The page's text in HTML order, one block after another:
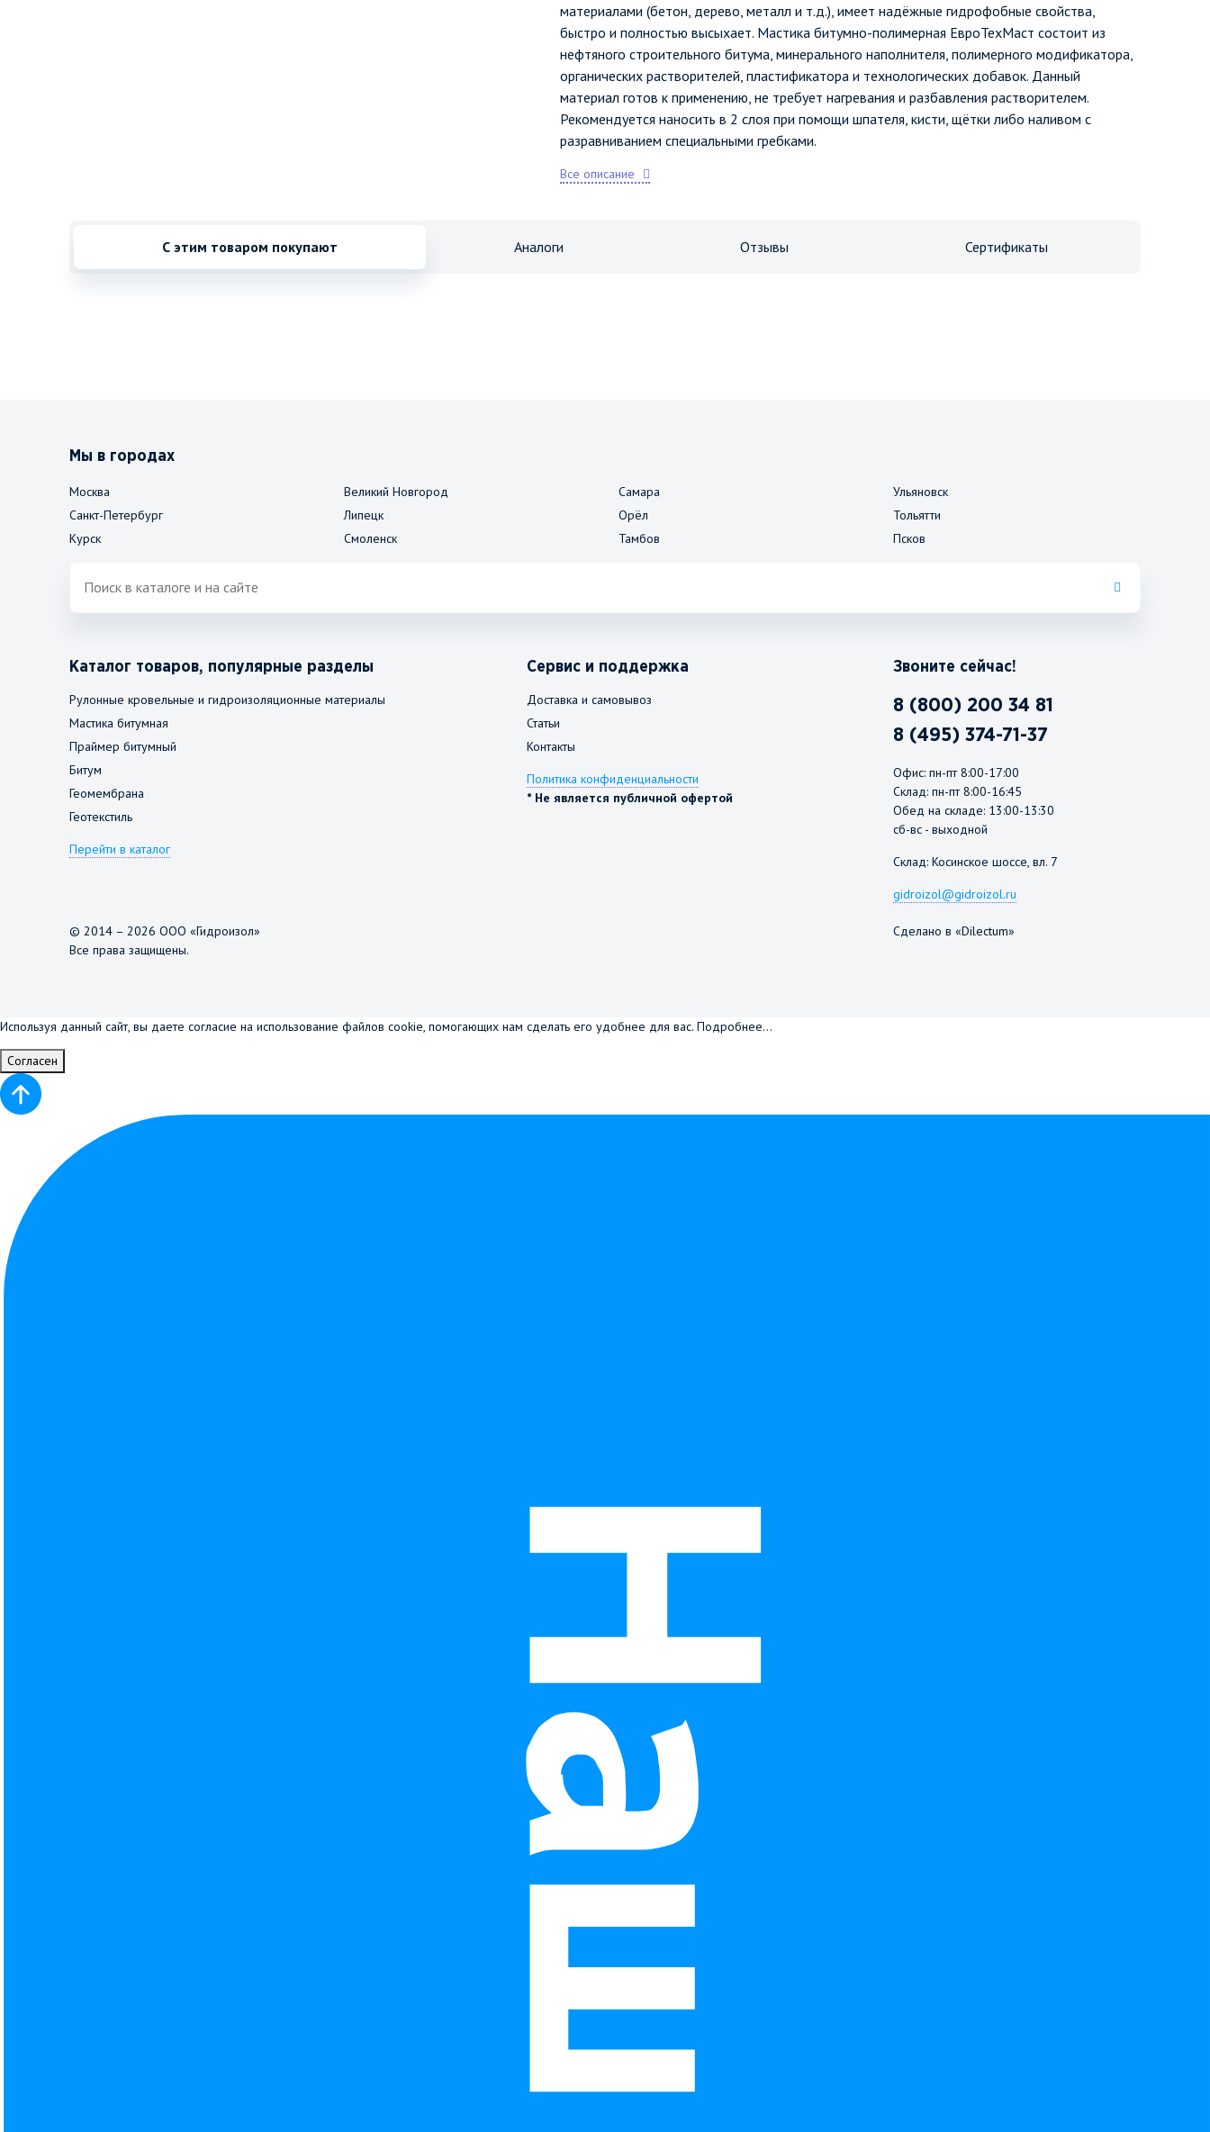
материалами (бетон, дерево, металл и т.д.), имеет надёжные гидрофобные свойства,
быстро и полностью высыхает. Мастика битумно-полимерная ЕвроТехМаст состоит из
нефтяного строительного битума, минерального наполнителя, полимерного модификатора,
органических растворителей, пластификатора и технологических добавок. Данный
материал готов к применению, не требует нагревания и разбавления растворителем.
Рекомендуется наносить в 2 слоя при помощи шпателя, кисти, щётки либо наливом с
разравниванием специальными гребками.
Все описание
С этим товаром покупают Аналоги Отзывы Сертификаты
Мы в городах
Москва
Санкт-Петербург
Курск
Великий Новгород
Липецк
Смоленск
Самара
Орёл
Тамбов
Ульяновск
Тольятти
Псков
Каталог товаров, популярные разделы
Рулонные кровельные и гидроизоляционные материалы
Мастика битумная
Праймер битумный
Битум
Геомембрана
Геотекстиль
Перейти в каталог
Сервис и поддержка
Доставка и самовывоз
Статьи
Контакты
Политика конфиденциальности
* Не является публичной офертой
Звоните сейчас!
8 (800) 200 34 81
8 (495) 374-71-37
Офис: пн-пт 8:00-17:00
Склад: пн-пт 8:00-16:45
Обед на складе: 13:00-13:30
сб-вс - выходной
Склад: Косинское шоссе, вл. 7
gidroizol@gidroizol.ru
© 2014 – 2026 ООО «Гидроизол»
Все права защищены.
Сделано в «Dilectum»
Используя данный сайт, вы даете согласие на использование файлов cookie, помогающих нам сделать его удобнее для вас. Подробнее...
Согласен